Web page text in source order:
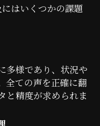
はいくつかの課題
多様であり、状況や
全ての声を正確に翻
と精度が求められま